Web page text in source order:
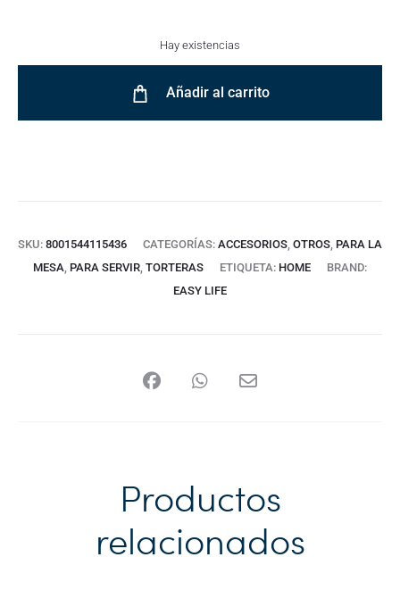
Hay existencias
Añadir al carrito
SKU: 8001544115436 CATEGORÍAS: ACCESORIOS, OTROS, PARA LA
MESA, PARA SERVIR, TORTERAS ETIQUETA: HOME
BRAND:
EASY LIFE
Productos
relacionados